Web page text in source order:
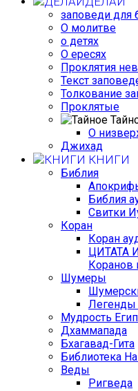
заповеди для
О молитве
о детях
О ересях
Проклятия
Текст
Толкование
Проклятые
О
Джихад
КНИГИ
Библия
Библия
Свитки
Коран
Коран
ЦИТАТА
Коранов
Шумеры
Мудрость
Дхаммапада
Бхагавад-Гита
Библиотека
Веды
Ригведа